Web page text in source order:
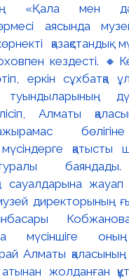
«Қала мен
аясында
қазақстандық
кездесті.
еркін сұхбатқа
Алматы
қатысты
сауалдарына
директорының
мүсіншіге
Алматы қаласының
жолданған